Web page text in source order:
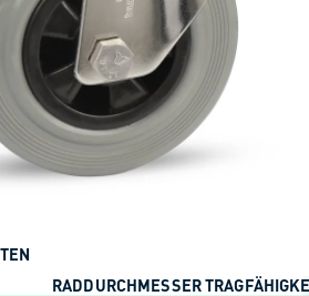
RADDURCHMESSER